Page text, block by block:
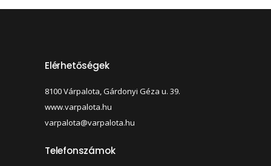
Elérhetőségek
8100 Várpalota, Gárdonyi Géza u. 39.
www.varpalota.hu
varpalota@varpalota.hu
Telefonszámok